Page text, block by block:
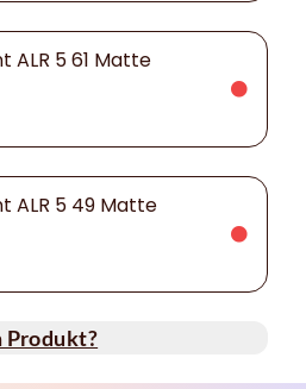
ALR 5 61 Matte
ALR 5 49 Matte
Produkt?